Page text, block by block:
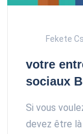
Fekete
votre
sociaux
Si vous
devez être